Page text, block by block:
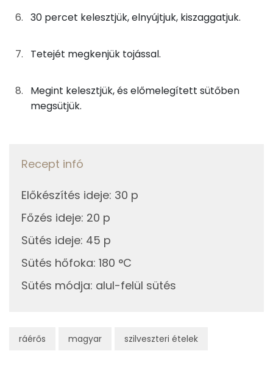
ráérős magyar szilveszteri ételek
E vitamin:
Niacin - B3 vitamin:
Fehérje
Összesen
Egyszeresen telítetlen zsírsav:
Többszörösen telítetlen zsírsav
30 percet kelesztjük, elnyújtjuk, kiszaggatjuk.
Tetejét megkenjük tojással.
Megint kelesztjük, és előmelegített sütőben
megsütjük.
Recept infó
Előkészítés ideje: 30 p
Főzés ideje: 20 p
Sütés ideje: 45 p
Sütés hőfoka: 180 °C
Sütés módja: alul-felül sütés